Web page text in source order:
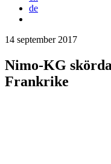
de
14 september 2017
Nimo-KG
Frankrike